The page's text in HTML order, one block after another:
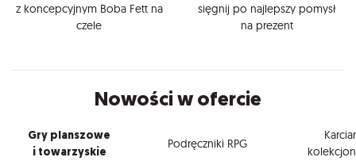
z koncepcyjnym Boba Fett na
czele
sięgnij po najlepszy pomysł
na prezent
Nowości w ofercie
Gry planszowe
i towarzyskie
Podręczniki RPG